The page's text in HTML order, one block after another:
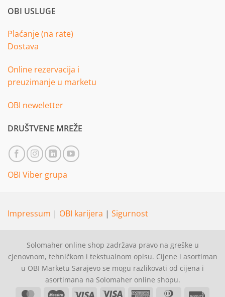
OBI USLUGE
Plaćanje (na rate)
Dostava
Online rezervacija i
preuzimanje u marketu
OBI neweletter
DRUŠTVENE MREŽE
OBI Viber grupa
Impressum | OBI karijera | Sigurnost
Solomaher online shop zadržava pravo na greške u
cjenovnom, tehničkom i tekstualnom opisu. Cijene i asortiman
u OBI Marketu Sarajevo se mogu razlikovati od cijena i
asortimana na Solomaher online shopu.
MasterCardMaestroVisa Visa American Dinners